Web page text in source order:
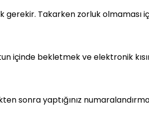
gerekir. Takarken zorluk olmaması
içinde bekletmek ve elektronik
sonra yaptığınız